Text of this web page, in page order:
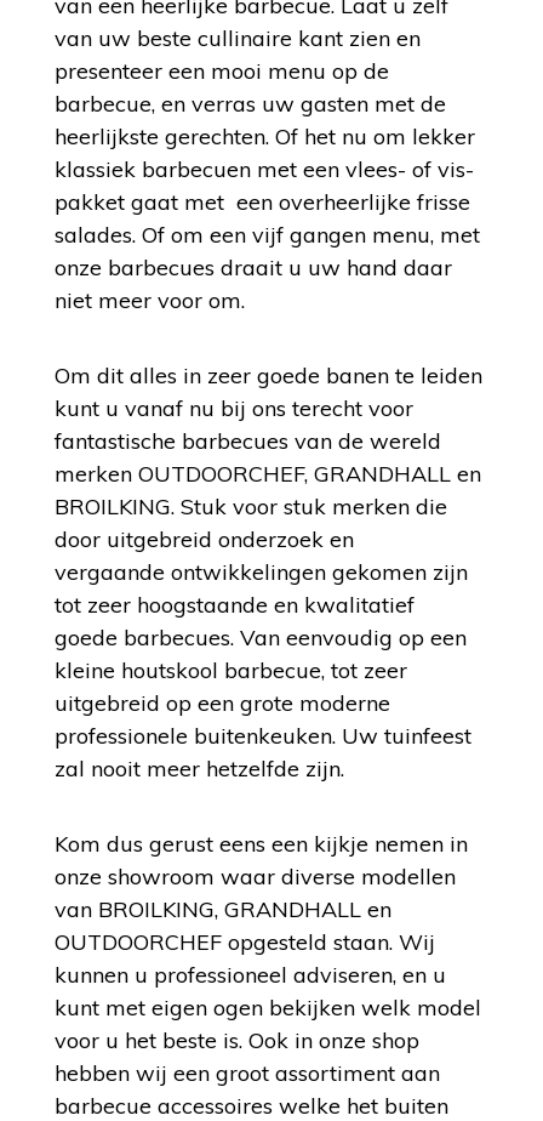
van uw beste cullinaire kant zien en
presenteer een mooi menu op de
barbecue, en verras uw gasten met de
heerlijkste gerechten. Of het nu om lekker
klassiek barbecuen met een vlees- of vis-
pakket gaat met een overheerlijke frisse
salades. Of om een vijf gangen menu, met
onze barbecues draait u uw hand daar
niet meer voor om.
Om dit alles in zeer goede banen te leiden
kunt u vanaf nu bij ons terecht voor
fantastische barbecues van de wereld
merken OUTDOORCHEF, GRANDHALL en
BROILKING. Stuk voor stuk merken die
door uitgebreid onderzoek en
vergaande ontwikkelingen gekomen zijn
tot zeer hoogstaande en kwalitatief
goede barbecues. Van eenvoudig op een
kleine houtskool barbecue, tot zeer
uitgebreid op een grote moderne
professionele buitenkeuken. Uw tuinfeest
zal nooit meer hetzelfde zijn.
Kom dus gerust eens een kijkje nemen in
onze showroom waar diverse modellen
van BROILKING, GRANDHALL en
OUTDOORCHEF opgesteld staan. Wij
kunnen u professioneel adviseren, en u
kunt met eigen ogen bekijken welk model
voor u het beste is. Ook in onze shop
hebben wij een groot assortiment aan
barbecue accessoires welke het buiten